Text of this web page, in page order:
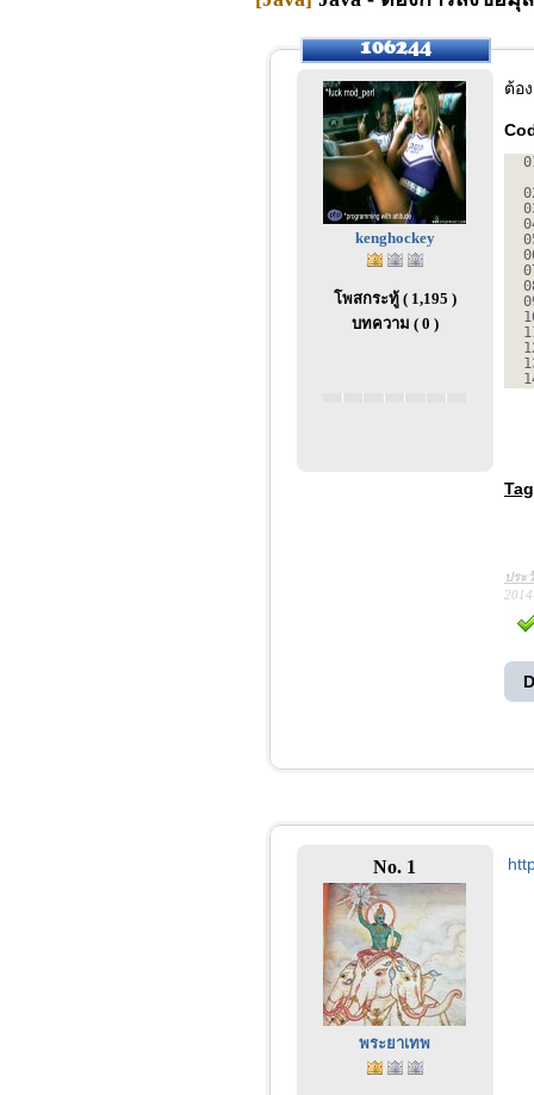
kenghockey
โพสกระทู้ ( 1,195 )
บทความ ( 0 )
ต้อ
Tag
ประ
No. 1
พระยาเทพ